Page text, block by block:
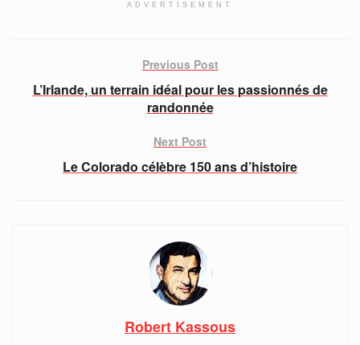
ADVERTISEMENT
Previous Post
L’Irlande, un terrain idéal pour les passionnés de
randonnée
Next Post
Le Colorado célèbre 150 ans d’histoire
Robert Kassous